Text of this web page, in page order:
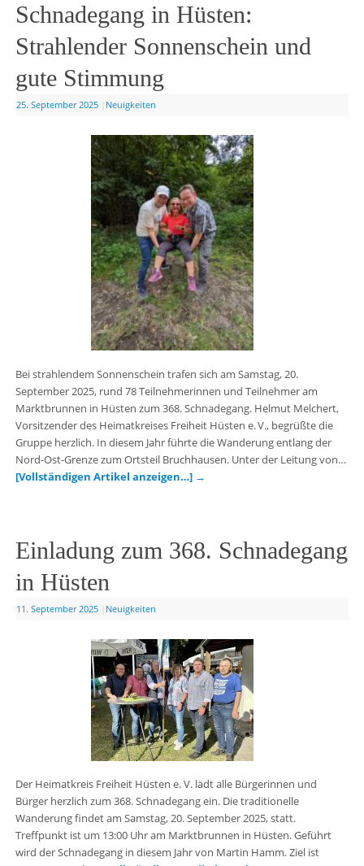
Schnadegang in Hüsten:
Strahlender Sonnenschein und
gute Stimmung
25. September 2025 Neuigkeiten
Bei strahlendem Sonnenschein trafen sich am Samstag, 20.
September 2025, rund 78 Teilnehmerinnen und Teilnehmer am
Marktbrunnen in Hüsten zum 368. Schnadegang. Helmut Melchert,
Vorsitzender des Heimatkreises Freiheit Hüsten e. V., begrüßte die
Gruppe herzlich. In diesem Jahr führte die Wanderung entlang der
Nord-Ost-Grenze zum Ortsteil Bruchhausen. Unter der Leitung von…
[Vollständigen Artikel anzeigen…] →
Einladung zum 368. Schnadegang
in Hüsten
11. September 2025 Neuigkeiten
Der Heimatkreis Freiheit Hüsten e. V. lädt alle Bürgerinnen und
Bürger herzlich zum 368. Schnadegang ein. Die traditionelle
Wanderung findet am Samstag, 20. September 2025, statt.
Treffpunkt ist um 13:00 Uhr am Marktbrunnen in Hüsten. Geführt
wird der Schnadegang in diesem Jahr von Martin Hamm. Ziel ist